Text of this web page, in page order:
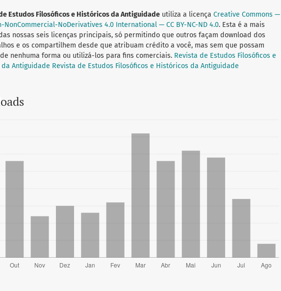
Estudos Filosóficos e Históricos da Antiguidade utiliza a licença Creative Commons —
NoDerivatives 4.0 International — CC BY-NC-ND 4.0. Esta é a mais
nossas seis licenças principais, só permitindo que outros façam download dos
e os compartilhem desde que atribuam crédito a você, mas sem que possam
nenhuma forma ou utilizá-los para fins comerciais. Revista de Estudos Filosóficos e
Antiguidade Revista de Estudos Filosóficos e Históricos da Antiguidade